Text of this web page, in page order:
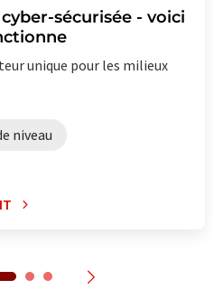
sécurisée - voici
unique pour les milieux
niveau